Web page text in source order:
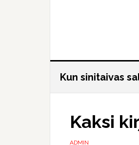
Kun sinitaivas
Kaksi
ADMIN